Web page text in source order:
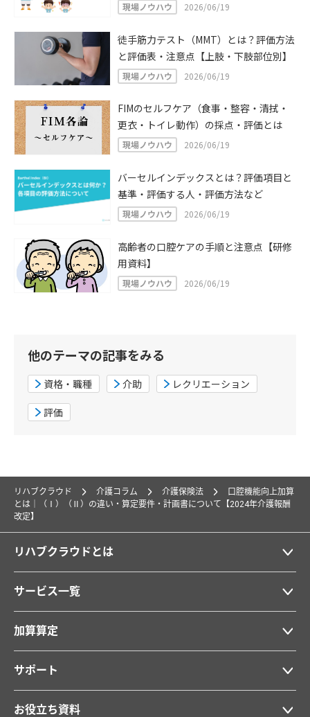
現場ノウハウ 2026/06/19
徒手筋力テスト（MMT）とは？評価方法
と評価表・注意点【上肢・下肢部位別】
現場ノウハウ 2026/06/19
FIMのセルフケア（食事・整容・清拭・
更衣・トイレ動作）の採点・評価とは
現場ノウハウ 2026/06/19
バーセルインデックスとは？評価項目と
基準・評価する人・評価方法など
現場ノウハウ 2026/06/19
高齢者の口腔ケアの手順と注意点【研修
用資料】
現場ノウハウ 2026/06/19
他のテーマの記事をみる
資格・職種 介助 レクリエーション
評価
リハブクラウド 介護コラム 介護保険法
口腔機能向上加算
とは｜（Ⅰ）（Ⅱ）の違い・算定要件・計画書について【2024年介護報酬
改定】
リハブクラウドとは
サービス一覧
加算算定
サポート
お役立ち資料